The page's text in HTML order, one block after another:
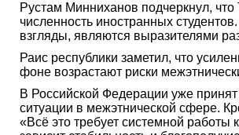
Рустам Минниханов подчеркнул,
численность иностранных
взгляды, являются выразителями
Раис республики заметил, что
фоне возрастают риски
В Российской Федерации уже
ситуации в межэтнической сфере.
«Всё это требует системной работы